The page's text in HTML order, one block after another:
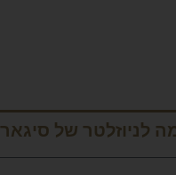
לניוזלטר של סיגאר